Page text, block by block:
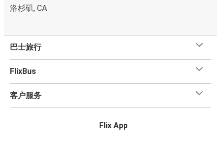
洛杉矶, CA
巴士旅行
FlixBus
客户服务
Flix App